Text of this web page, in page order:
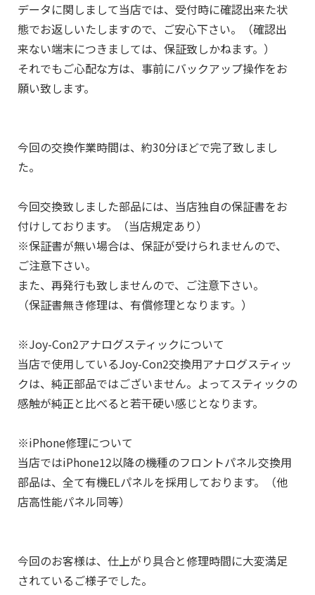
データに関しまして当店では、受付時に確認出来た状
態でお返しいたしますので、ご安心下さい。（確認出
来ない端末につきましては、保証致しかねます。）
それでもご心配な方は、事前にバックアップ操作をお
願い致します。
今回の交換作業時間は、約30分ほどで完了致しまし
た。
今回交換致しました部品には、当店独自の保証書をお
付けしております。（当店規定あり）
※保証書が無い場合は、保証が受けられませんので、
ご注意下さい。
また、再発行も致しませんので、ご注意下さい。
（保証書無き修理は、有償修理となります。）
※Joy-Con2アナログスティックについて
当店で使用しているJoy-Con2交換用アナログスティッ
クは、純正部品ではございません。よってスティックの
感触が純正と比べると若干硬い感じとなります。
※iPhone修理について
当店ではiPhone12以降の機種のフロントパネル交換用
部品は、全て有機ELパネルを採用しております。（他
店高性能パネル同等）
今回のお客様は、仕上がり具合と修理時間に大変満足
されているご様子でした。